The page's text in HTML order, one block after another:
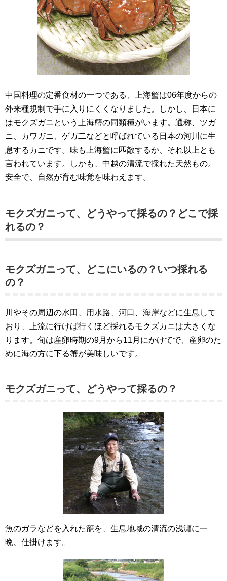
中国料理の定番食材の一つである、上海蟹は06年度からの
外来種規制で手に入りにくくなりました。しかし、日本に
はモクズガニという上海蟹の同類種がいます。通称、ツガ
ニ、カワガニ、ゲガ二などと呼ばれている日本の河川に生
息するカニです。味も上海蟹に匹敵するか、それ以上とも
言われています。しかも、中越の清流で採れた天然もの。
安全で、自然が育む味覚を味わえます。
モクズガニって、どうやって採るの？どこで採
れるの？
モクズガニって、どこにいるの？いつ採れる
の？
川やその周辺の水田、用水路、河口、海岸などに生息して
おり、上流に行けば行くほど採れるモクズカニは大きくな
ります。旬は産卵時期の9月から11月にかけてで、産卵のた
めに海の方に下る蟹が美味しいです。
モクズガニって、どうやって採るの？
魚のガラなどを入れた籠を、生息地域の清流の浅瀬に一
晩、仕掛けます。